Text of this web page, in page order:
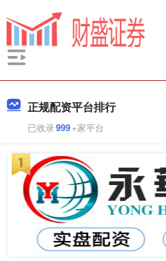
正规配资平台排行
已收录999+家平台